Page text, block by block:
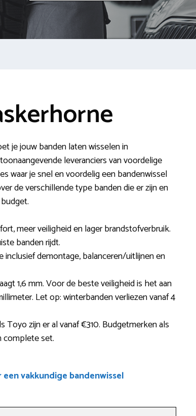
je jouw banden laten wisselen in
leveranciers van voordelige
waar je snel en voordelig een bandenwissel
de verschillende type banden die er zijn en
meer veiligheid en lager brandstofverbruik.
banden rijdt.
demontage, balanceren/uitlijnen en
1,6 mm. Voor de beste veiligheid is het aan
Let op: winterbanden verliezen vanaf 4
zijn er al vanaf €310. Budgetmerken als
complete set.
vakkundige bandenwissel